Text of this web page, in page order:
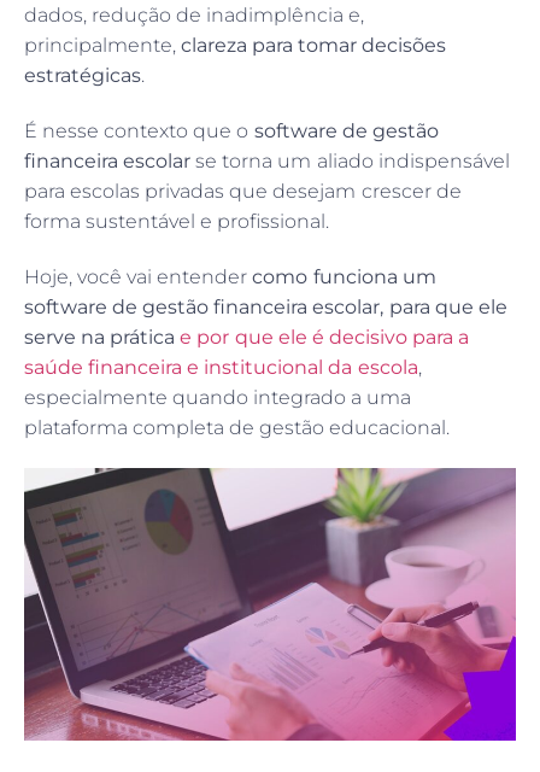
dados, redução de inadimplência e,
principalmente,clareza para tomar decisões
estratégicas.
É nesse contexto que o software de gestão
financeira escolar se torna um aliado indispensável
para escolas privadas que desejam crescer de
forma sustentável e profissional.
Hoje, você vai entendercomo funciona um
software de gestão financeira escolar, para que ele
serve na prática e por que ele é decisivo para a
saúde financeira e institucional da escola,
especialmente quando integrado a uma
plataforma completa de gestão educacional.